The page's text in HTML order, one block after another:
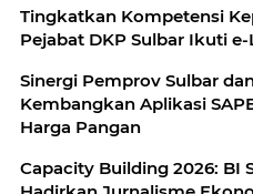
Tingkatkan Kompetensi
Pejabat DKP Sulbar Ikuti
Sinergi Pemprov Sulbar
Kembangkan Aplikasi
Harga Pangan
Capacity Building 2026: BI